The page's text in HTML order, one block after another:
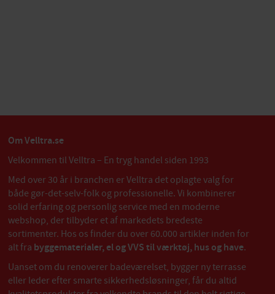
Om Velltra.se
Velkommen til Velltra – En tryg handel siden 1993
Med over 30 år i branchen er Velltra det oplagte valg for
både gør-det-selv-folk og professionelle. Vi kombinerer
solid erfaring og personlig service med en moderne
webshop, der tilbyder et af markedets bredeste
sortimenter. Hos os finder du over 60.000 artikler inden for
alt fra byggematerialer, el og VVS til værktøj, hus og have.
Uanset om du renoverer badeværelset, bygger ny terrasse
eller leder efter smarte sikkerhedsløsninger, får du altid